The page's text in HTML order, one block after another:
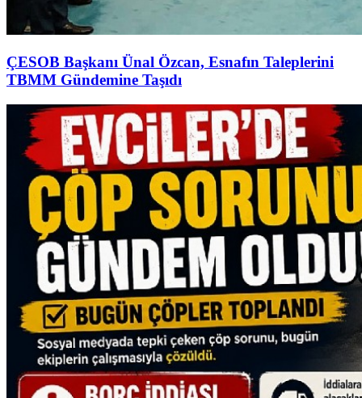
ÇESOB Başkanı Ünal Özcan, Esnafın Taleplerini
TBMM Gündemine Taşıdı